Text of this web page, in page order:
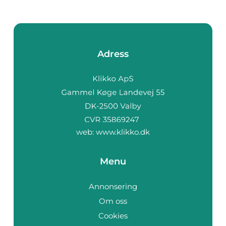
Adress
web: www.klikko.dk
Menu
Annonsering
Om oss
Cookies